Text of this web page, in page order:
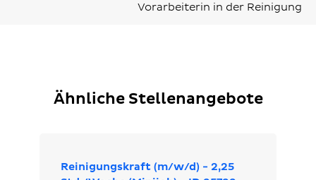
Vorarbeiterin in der Reinigung
Ähnliche Stellenangebote
Reinigungskraft (m/w/d) - 2,25